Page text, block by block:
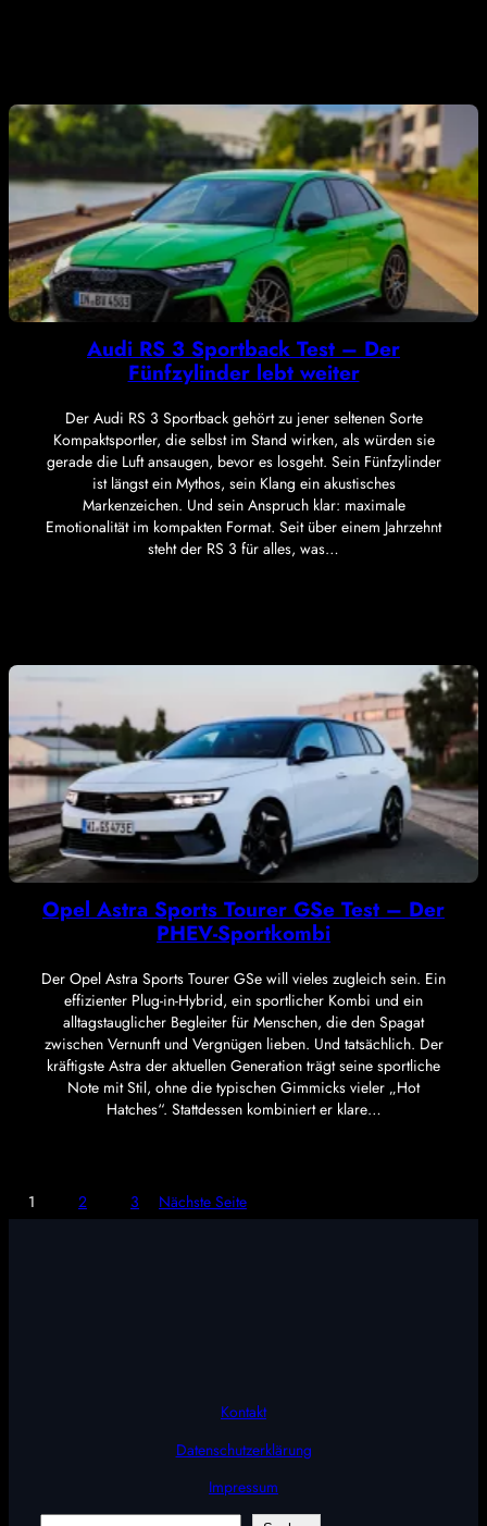
Audi RS 3 Sportback Test – Der
Fünfzylinder lebt weiter
Der Audi RS 3 Sportback gehört zu jener seltenen Sorte
Kompaktsportler, die selbst im Stand wirken, als würden sie
gerade die Luft ansaugen, bevor es losgeht. Sein Fünfzylinder
ist längst ein Mythos, sein Klang ein akustisches
Markenzeichen. Und sein Anspruch klar: maximale
Emotionalität im kompakten Format. Seit über einem Jahrzehnt
steht der RS 3 für alles, was…
Opel Astra Sports Tourer GSe Test – Der
PHEV-Sportkombi
Der Opel Astra Sports Tourer GSe will vieles zugleich sein. Ein
effizienter Plug-in-Hybrid, ein sportlicher Kombi und ein
alltagstauglicher Begleiter für Menschen, die den Spagat
zwischen Vernunft und Vergnügen lieben. Und tatsächlich. Der
kräftigste Astra der aktuellen Generation trägt seine sportliche
Note mit Stil, ohne die typischen Gimmicks vieler „Hot
Hatches“. Stattdessen kombiniert er klare…
1 2 3 Nächste Seite
Kontakt
Datenschutzerklärung
Impressum